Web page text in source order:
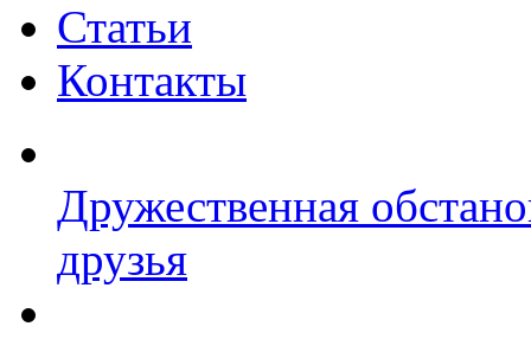
Статьи
Контакты
Дружественная
друзья